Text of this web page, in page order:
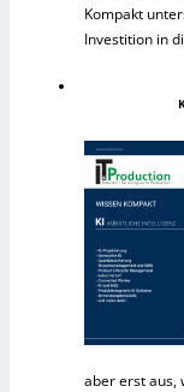
Kompakt
Investition in
aber erst aus,